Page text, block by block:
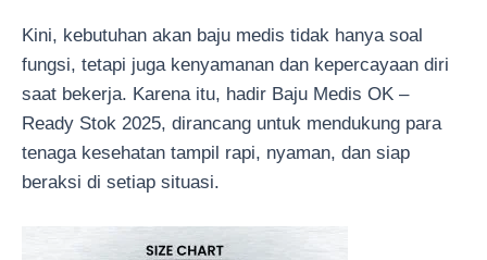
Kini, kebutuhan akan baju medis tidak hanya soal
fungsi, tetapi juga kenyamanan dan kepercayaan diri
saat bekerja. Karena itu, hadir Baju Medis OK –
Ready Stok 2025, dirancang untuk mendukung para
tenaga kesehatan tampil rapi, nyaman, dan siap
beraksi di setiap situasi.